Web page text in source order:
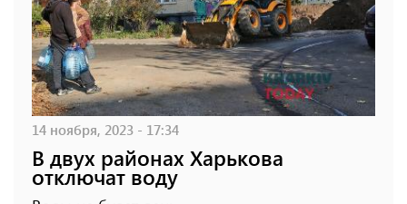
14 ноября, 2023 - 17:34
В двух районах Харькова
отключат воду